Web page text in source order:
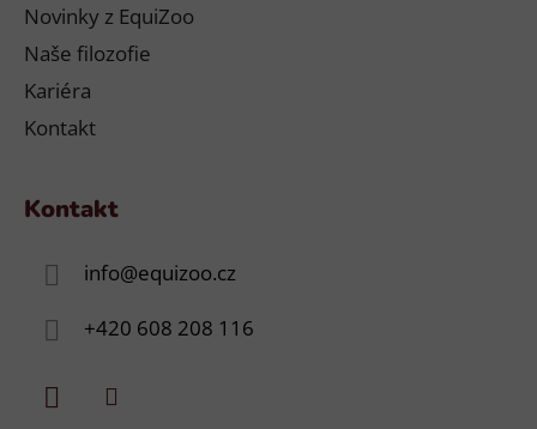
Novinky z EquiZoo
Naše filozofie
Kariéra
Kontakt
Kontakt
info@equizoo.cz
+420 608 208 116